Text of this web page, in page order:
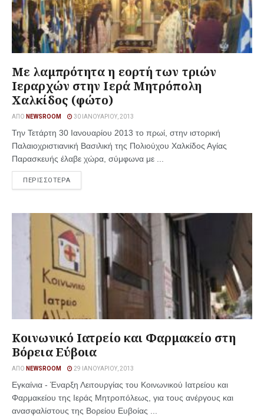
Με λαμπρότητα η εορτή των τριών
Ιεραρχών στην Ιερά Μητρόπολη
Χαλκίδος (φώτο)
ΑΠΌ NEWSROOM 30 ΙΑΝΟΥΑΡΊΟΥ, 2013
Την Τετάρτη 30 Ιανουαρίου 2013 το πρωί, στην ιστορική
Παλαιοχριστιανική Βασιλική της Πολιούχου Χαλκίδος Αγίας
Παρασκευής έλαβε χώρα, σύμφωνα με ...
ΠΕΡΙΣΣΟΤΕΡΑ
Κοινωνικό Ιατρείο και Φαρμακείο στη
Βόρεια Εύβοια
ΑΠΌ NEWSROOM 29 ΙΑΝΟΥΑΡΊΟΥ, 2013
Εγκαίνια - Έναρξη Λειτουργίας του Κοινωνικού Ιατρείου και
Φαρμακείου της Ιεράς Μητροπόλεως, για τους ανέργους και
ανασφαλίστους της Βορείου Ευβοίας ...